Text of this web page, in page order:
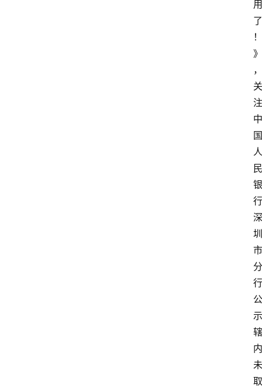
用
了
！
》
，
关
注
中
国
人
民
银
行
深
圳
市
分
行
公
示
辖
内
未
取